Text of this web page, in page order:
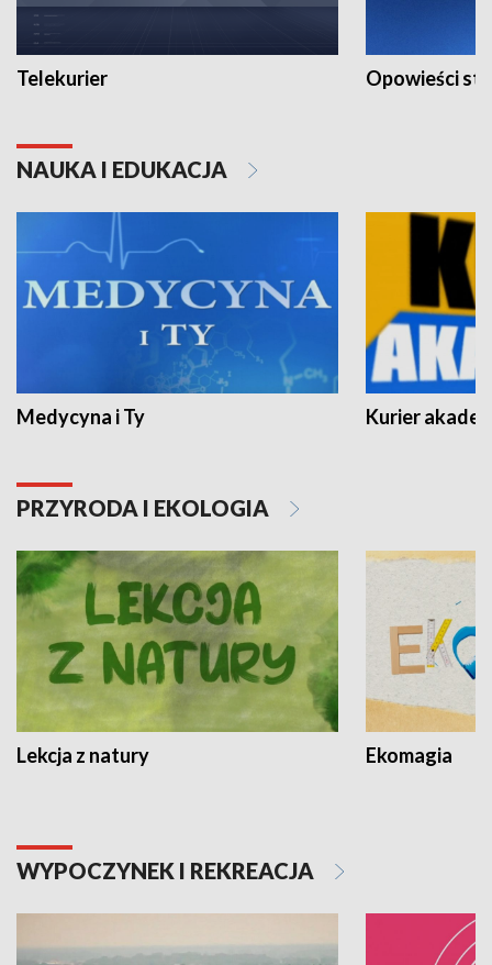
Telekurier Opowieści
NAUKA I EDUKACJA
Medycyna i Ty Kurier
PRZYRODA I EKOLOGIA
Lekcja z natury Ekomagia
WYPOCZYNEK I REKREACJA